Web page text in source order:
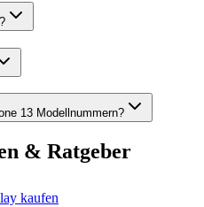
13 Modellnummern?
& Ratgeber
kaufen